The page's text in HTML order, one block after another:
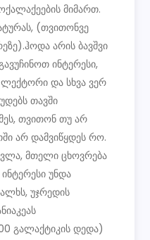
მიმართ.
(თვითონვე
არის ბავშვი
ინტერესი,
და სხვა ვერ
თავში
თვითონ თუ არ
არ დამვიწყდეს რო.
მთელი ცხოვრება
უნდა
უჯრედის
გალაქტიკის დედა)